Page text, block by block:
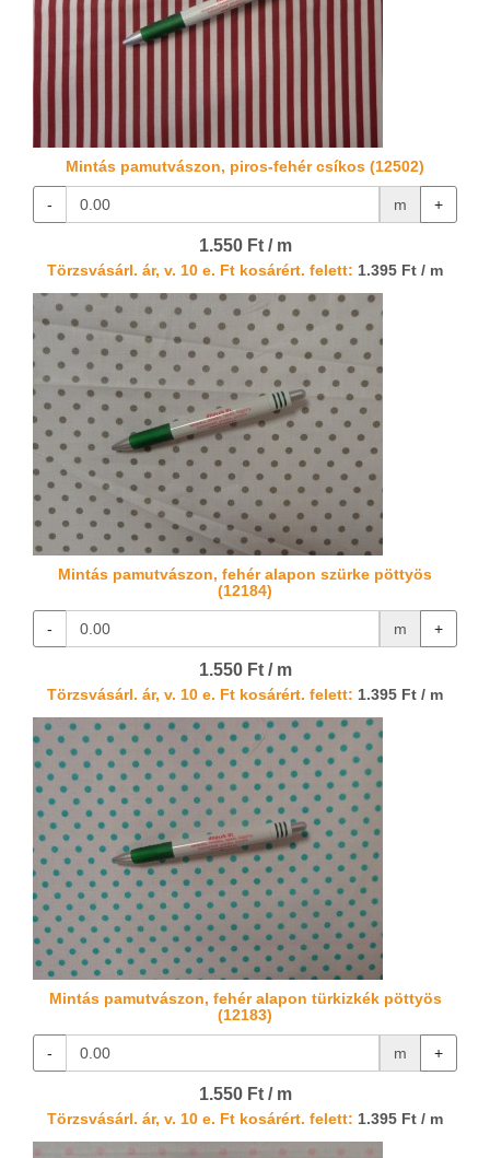
Mintás pamutvászon, piros-fehér csíkos (12502)
- m +
1.550 Ft / m
Törzsvásárl. ár, v. 10 e. Ft kosárért. felett: 1.395 Ft / m
Mintás pamutvászon, fehér alapon szürke pöttyös
(12184)
- m +
1.550 Ft / m
Törzsvásárl. ár, v. 10 e. Ft kosárért. felett: 1.395 Ft / m
Mintás pamutvászon, fehér alapon türkizkék pöttyös
(12183)
- m +
1.550 Ft / m
Törzsvásárl. ár, v. 10 e. Ft kosárért. felett: 1.395 Ft / m